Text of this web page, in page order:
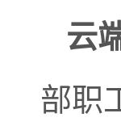
云
部职